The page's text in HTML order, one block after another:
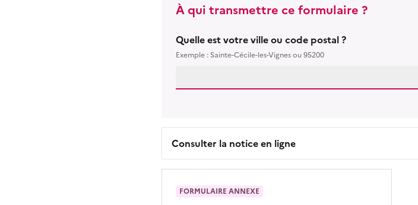
À qui transmettre ce formulaire ?
Quelle est votre ville ou code postal ?
Exemple : Sainte-Cécile-les-Vignes ou 95200
Consulter la notice en ligne
FORMULAIRE ANNEXE